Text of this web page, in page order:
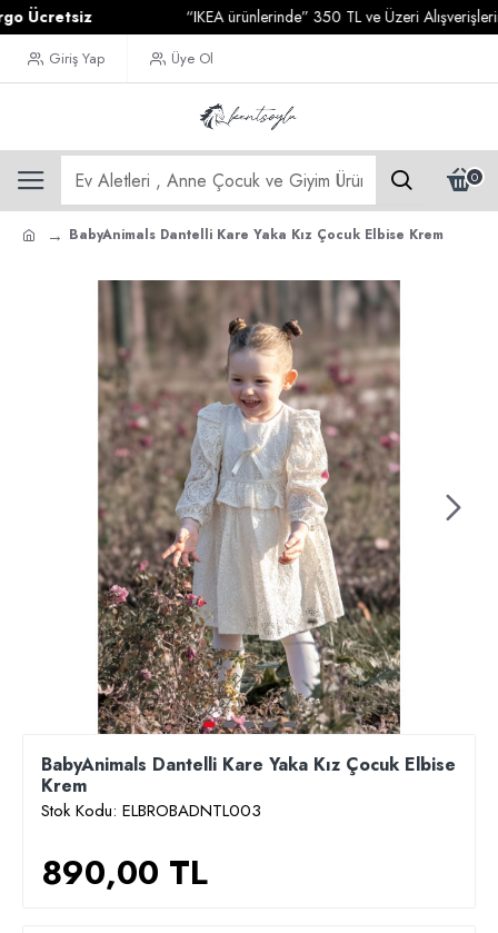
“IKEA ürünlerinde” 350 TL ve Üzeri Alışverişlerinizde
Giriş Yap Üye Ol
0
BabyAnimals Dantelli Kare Yaka Kız Çocuk Elbise Krem
BabyAnimals Dantelli Kare Yaka Kız Çocuk Elbise
Krem
Stok Kodu: ELBROBADNTL003
890,00 TL